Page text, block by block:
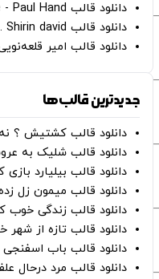
دانلود قالب Oh Kevin De Bruyne - Paul Hand
دانلود قالب Gut Genug - kitschrieg ft. Shirin david
دانلود قالب امیر
جدیدترین قالب‌ها
دانلود قالب کشتیش ؟
دانلود قالب شلیک به
دانلود قالب بیلیارد
دانلود قالب میمون زل
دانلود قالب زندگی خوب
دانلود قالب تازه از شهر
دانلود قالب باب
دانلود قالب مرد درحال